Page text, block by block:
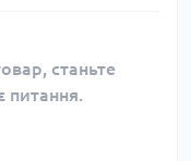
станьте
питання.